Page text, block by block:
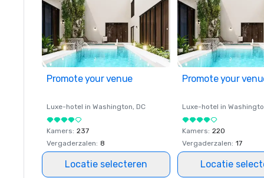
Promote your venue
Luxe-hotel in Washington, DC
Kamers: 237
Vergaderzalen: 8
Locatie selecteren
Promote your
Luxe-hotel in
Kamers: 220
Vergaderzalen: 17
Locatie